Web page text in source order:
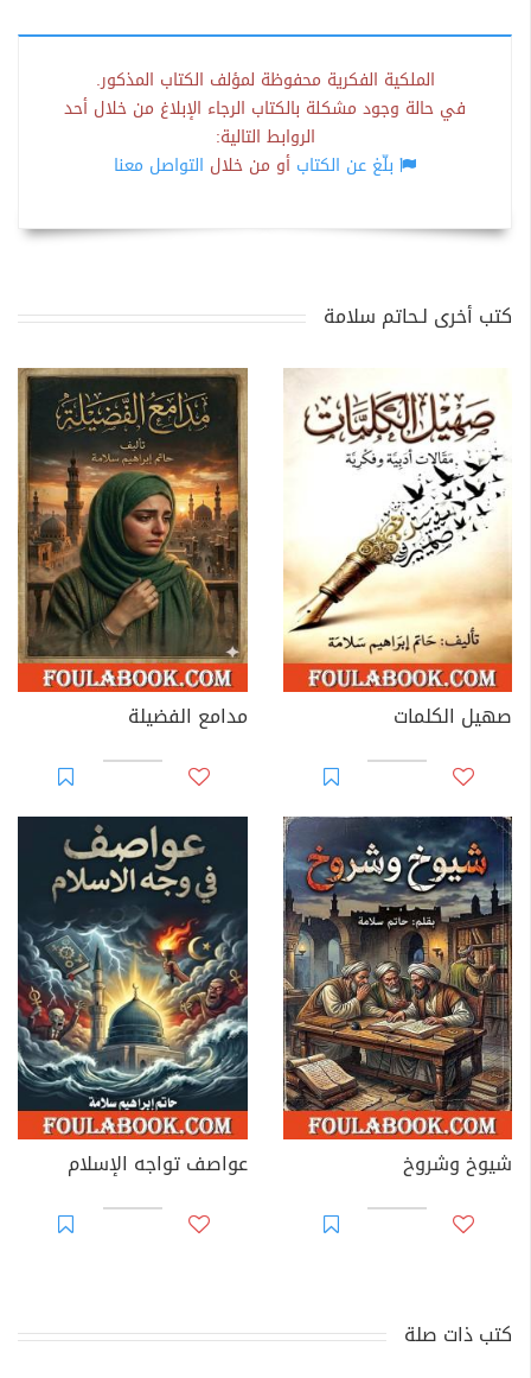
الملكية الفكرية محفوظة لمؤلف الكتاب المذكور.
في حالة وجود مشكلة بالكتاب الرجاء الإبلاغ من خلال أحد
الروابط التالية:
بلّغ عن الكتاب أو من خلال التواصل معنا
كتب أخرى لـحاتم سلامة
صهيل الكلمات مدامع الفضيلة
شيوخ وشروخ عواصف تواجه الإسلام
كتب ذات صلة